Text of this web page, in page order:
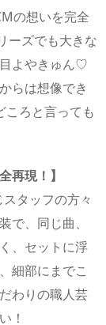
の想いを完全
ーズでも大きな
よやきゅん♡
らは想像でき
ころと言っても
再現！】
タッフの方々
で、同じ曲、
、セットに浮
細部にまでこ
わりの職人芸
！